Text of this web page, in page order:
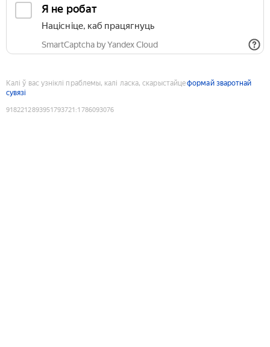
Я не робат
Націсніце, каб працягнуць
SmartCaptcha by Yandex Cloud
Калі ў вас узніклі праблемы, калі ласка, скарыстайцеформай зваротнай
сувязі
9182212893951793721 :1786093076